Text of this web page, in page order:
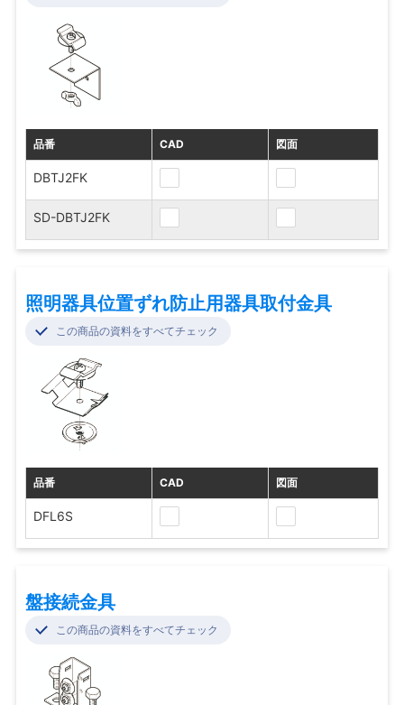
品番 CAD 図面
DBTJ2FK
SD-DBTJ2FK
照明器具位置ずれ防止用器具取付金具
この商品の資料をすべてチェック
品番 CAD 図面
DFL6S
盤接続金具
この商品の資料をすべてチェック